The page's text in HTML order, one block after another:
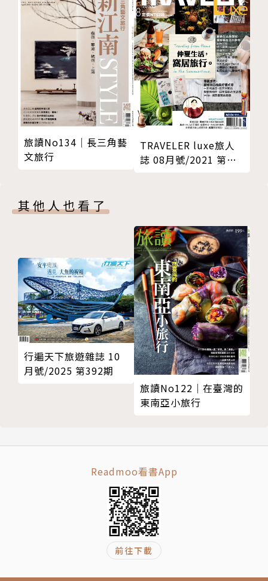
旅讀No134｜長三角藝
文旅行
TRAVELER luxe旅人
誌 08月號/2021 第
其他人也看了
行遍天下旅遊雜誌 10
月號/2025 第392期
旅讀No122｜在臺灣的
東南亞小旅行
Readmoo看書App
前往下載